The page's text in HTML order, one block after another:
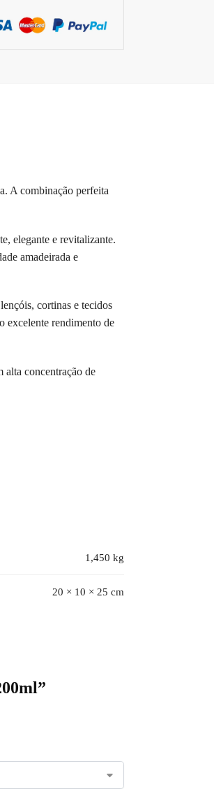
A combinação perfeita
elegante e revitalizante.
amadeirada e
cortinas e tecidos
excelente rendimento de
alta concentração de
1,450 kg
20 × 10 × 25 cm